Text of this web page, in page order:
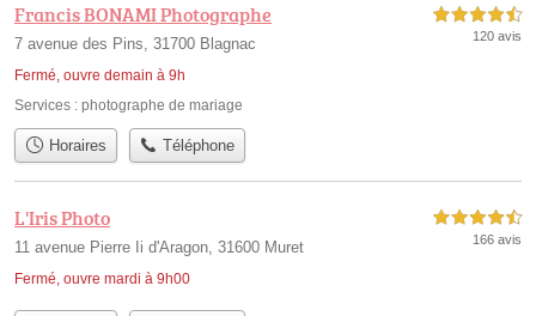
Francis BONAMI Photographe
7 avenue des Pins, 31700 Blagnac
Fermé, ouvre demain à 9h
4,5 étoiles sur 5
120 avis
Services : photographe de mariage
Horaires Téléphone
L'Iris Photo
11 avenue Pierre Ii d'Aragon, 31600 Muret
Fermé, ouvre mardi à 9h00
4,5 étoiles sur 5
166 avis